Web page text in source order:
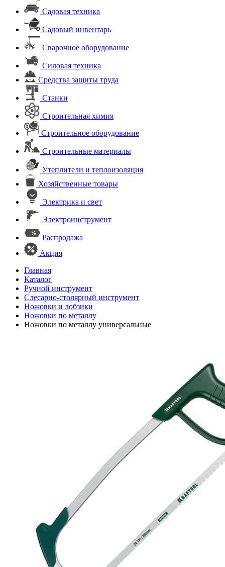
Садовая техника
Садовый инвентарь
Сварочное оборудование
Силовая техника
Средства защиты труда
Станки
Строительная химия
Строительное оборудование
Строительные материалы
Утеплители и теплоизоляция
Хозяйственные товары
Электрика и свет
Электроинструмент
Распродажа
Акция
Главная
Каталог
Ручной инструмент
Слесарно-столярный инструмент
Ножовки и лобзики
Ножовки по металлу
Ножовки по металлу универсальные